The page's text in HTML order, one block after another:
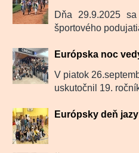
Dňa 29.9.2025
športového
Európska noc
V piatok
uskutočnil 19.
Európsky deň